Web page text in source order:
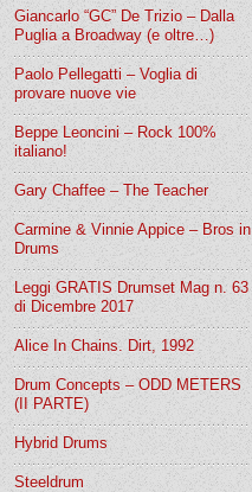
Giancarlo “GC” De Trizio – Dalla
Puglia a Broadway (e oltre…)
Paolo Pellegatti – Voglia di
provare nuove vie
Beppe Leoncini – Rock 100%
italiano!
Gary Chaffee – The Teacher
Carmine & Vinnie Appice – Bros in
Drums
Leggi GRATIS Drumset Mag n. 63
di Dicembre 2017
Alice In Chains. Dirt, 1992
Drum Concepts – ODD METERS
(II PARTE)
Hybrid Drums
Steeldrum